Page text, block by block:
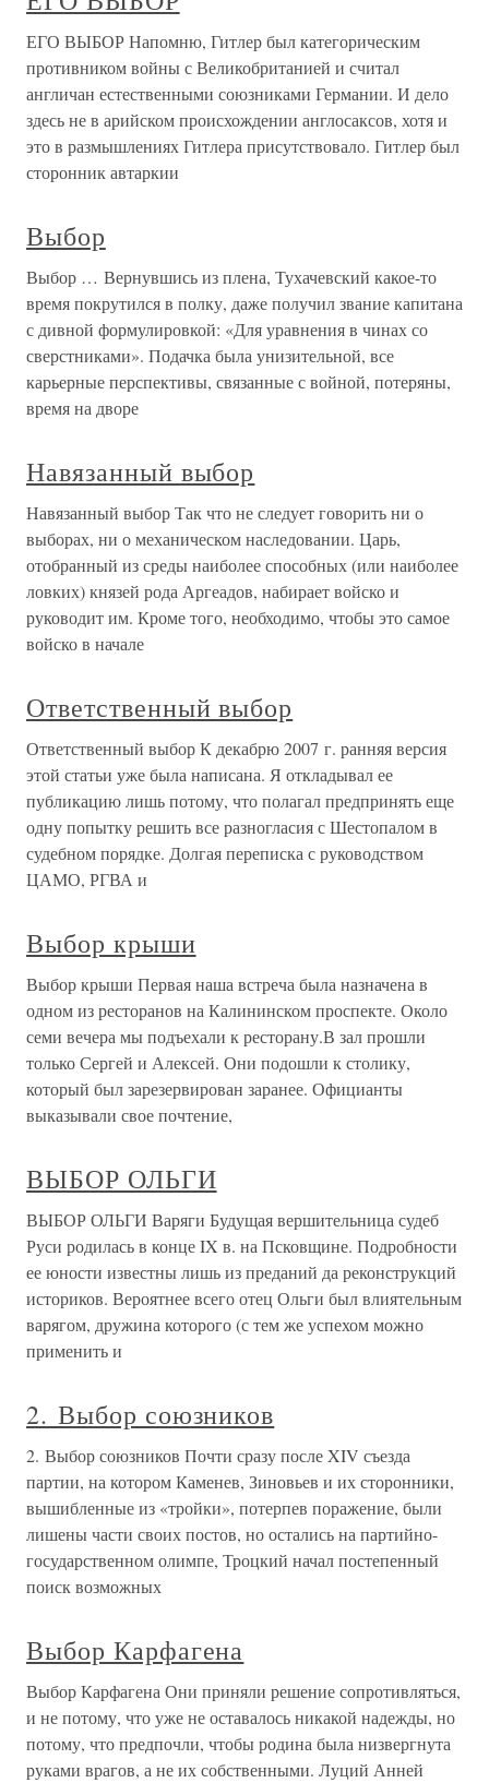
ЕГО ВЫБОР Напомню, Гитлер был категорическим
противником войны с Великобританией и считал
англичан естествен­ными союзниками Германии. И дело
здесь не в арийском происхождении англосаксов, хотя и
это в размышлениях Гитлера присутствовало. Гитлер был
сторонник автаркии
Выбор
Выбор … Вернувшись из плена, Тухачевский какое-то
время покрутился в полку, даже получил звание капитана
с дивной формулировкой: «Для уравнения в чинах со
сверстниками». Подачка была унизительной, все
карьерные перспективы, связанные с войной, потеряны,
время на дворе
Навязанный выбор
Навязанный выбор Так что не следует говорить ни о
выборах, ни о механическом наследовании. Царь,
отобранный из среды наиболее способных (или наиболее
ловких) князей рода Аргеадов, набирает войско и
руководит им. Кроме того, необходимо, чтобы это самое
войско в начале
Ответственный выбор
Ответственный выбор К декабрю 2007 г. ранняя версия
этой статьи уже была написана. Я откладывал ее
публикацию лишь потому, что полагал предпринять еще
одну попытку решить все разногласия с Шестопалом в
судебном порядке. Долгая переписка с руководством
ЦАМО, РГВА и
Выбор крыши
Выбор крыши Первая наша встреча была назначена в
одном из ресторанов на Калининском проспекте. Около
семи вечера мы подъехали к ресторану.В зал прошли
только Сергей и Алексей. Они подошли к столику,
который был зарезервирован заранее. Официанты
выказывали свое почтение,
ВЫБОР ОЛЬГИ
ВЫБОР ОЛЬГИ Варяги Будущая вершительница судеб
Руси родилась в конце IX в. на Псковщине. Подробности
ее юности известны лишь из преданий да реконструкций
историков. Вероятнее всего отец Ольги был влиятельным
варягом, дружина которого (с тем же успехом можно
применить и
2. Выбор союзников
2. Выбор союзников Почти сразу после XIV съезда
партии, на котором Каменев, Зиновьев и их сторонники,
вышибленные из «тройки», потерпев поражение, были
лишены части своих постов, но остались на партийно-
государственном олимпе, Троцкий начал постепенный
поиск возможных
Выбор Карфагена
Выбор Карфагена Они приняли решение сопротивляться,
и не потому, что уже не оставалось никакой надежды, но
потому, что предпочли, чтобы родина была низвергнута
руками врагов, а не их собственными. Луций Анней